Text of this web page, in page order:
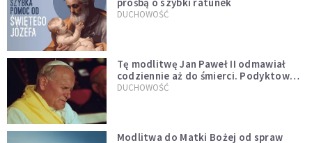
DUCHOWOŚĆ
Tę modlitwę Jan Paweł II odmawiał
codziennie aż do śmierci. Podyktował
mu ją ojciec
DUCHOWOŚĆ
Modlitwa do Matki Bożej od spraw